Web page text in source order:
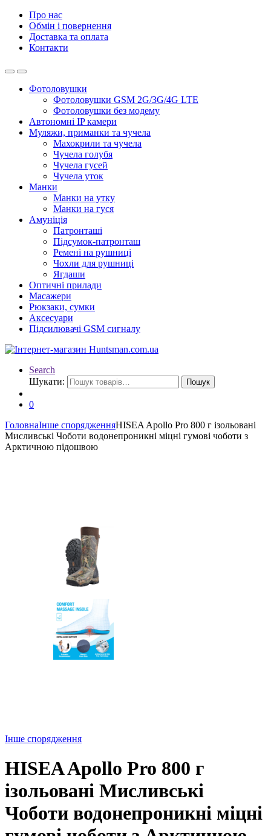
Про нас
Обмін і повернення
Доставка та оплата
Контакти
Фотоловушки
Фотоловушки GSM 2G/3G/4G LTE
Фотоловушки без модему
Автономні IP камери
Муляжи, приманки та чучела
Махокрили та чучела
Чучела голубя
Чучела гусей
Чучела уток
Манки
Манки на утку
Манки на гуся
Амуніція
Патронташі
Підсумок-патронташ
Ремені на рушниці
Чохли для рушниці
Ягдаши
Оптичні прилади
Масажери
Рюкзаки, сумки
Аксесуари
Підсилювачі GSM сигналу
Search
Шукати:
Пошук
0
ГоловнаІнше спорядженняHISEA Apollo Pro 800 г ізольовані
Мисливські Чоботи водонепроникні міцні гумові чоботи з
Арктичною підошвою
Інше спорядження
HISEA Apollo Pro 800 г
ізольовані Мисливські
Чоботи водонепроникні міцні